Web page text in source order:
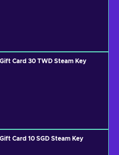
Card 30 TWD Steam Key
Card 10 SGD Steam Key